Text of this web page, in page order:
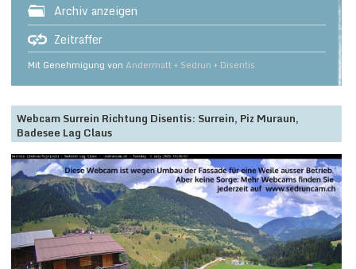
Archiv anzeigen
Zeitraffer
Mit Genehmigung von Andermatt + Sedrun + Disentis
Webcam Surrein Richtung Disentis: Surrein, Piz Muraun,
Badesee Lag Claus